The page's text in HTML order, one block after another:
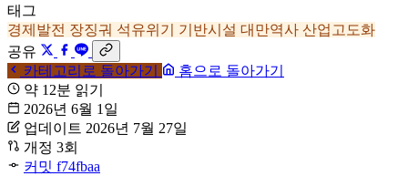
태그
경제발전 장징궈 석유위기 기반시설 대만역사 산업고도화
공유
카테고리로 돌아가기
홈으로 돌아가기
약 12분 읽기
2026년 6월 1일
업데이트 2026년 7월 27일
개정 3회
커밋 f74fbaa